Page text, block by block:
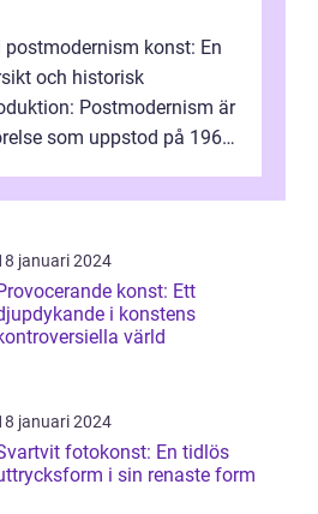
konst: En
och historisk
Postmodernism är
som uppstod på 1960-
januari 2024
konst: Ett
i konstens
värld
januari 2024
fotokonst: En tidlös
i sin renaste form